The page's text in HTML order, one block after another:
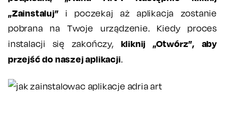
„Zainstaluj” i poczekaj aż aplikacja zostanie
pobrana na Twoje urządzenie. Kiedy proces
instalacji się zakończy, kliknij „Otwórz”, aby
przejść do naszej aplikacji.